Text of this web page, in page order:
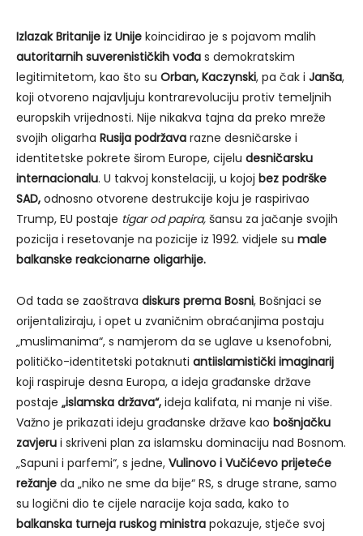
Izlazak Britanije iz Unije koincidirao je s pojavom malih
autoritarnih suverenističkih vođa s demokratskim
legitimitetom, kao što su Orban, Kaczynski, pa čak i Janša,
koji otvoreno najavljuju kontrarevoluciju protiv temeljnih
europskih vrijednosti. Nije nikakva tajna da preko mreže
svojih oligarha Rusija podržava razne desničarske i
identitetske pokrete širom Europe, cijelu desničarsku
internacionalu. U takvoj konstelaciji, u kojoj bez podrške
SAD, odnosno otvorene destrukcije koju je raspirivao
Trump, EU postaje tigar od papira, šansu za jačanje svojih
pozicija i resetovanje na pozicije iz 1992. vidjele su male
balkanske reakcionarne oligarhije.
Od tada se zaoštrava diskurs prema Bosni, Bošnjaci se
orijentaliziraju, i opet u zvaničnim obraćanjima postaju
„muslimanima“, s namjerom da se uglave u ksenofobni,
političko-identitetski potaknuti antiislamistički imaginarij
koji raspiruje desna Europa, a ideja građanske države
postaje „islamska država“, ideja kalifata, ni manje ni više.
Važno je prikazati ideju građanske države kao bošnjačku
zavjeru i skriveni plan za islamsku dominaciju nad Bosnom.
„Sapuni i parfemi“, s jedne, Vulinovo i Vučićevo prijeteće
režanje da „niko ne sme da bije“ RS, s druge strane, samo
su logični dio te cijele naracije koja sada, kako to
balkanska turneja ruskog ministra pokazuje, stječe svoj